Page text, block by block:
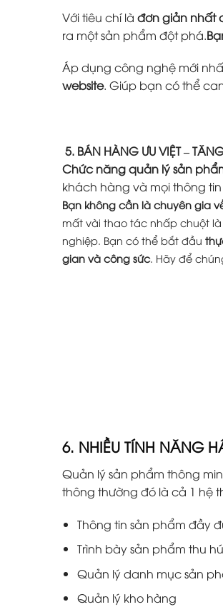
Với tiêu chí là đơn giản nhất
ra một sản phẩm đột phá.
Áp dụng công nghệ mới
website. Giúp bạn có thể
5. BÁN HÀNG ƯU VIỆT –
Chức năng quản lý sản
khách hàng và mọi thông
Bạn không cần là chuyên gia
mất vài thao tác nhấp chuột
nghiệp. Bạn có thể bắt đầu
gian và công sức. Hãy để
6. NHIỀU TÍNH NĂNG
Quản lý sản phẩm thông
thông thường đó là cả 1 hệ
Thông tin sản phẩm đầy
Trình bày sản phẩm thu
Quản lý danh mục sản
Quản lý kho hàng